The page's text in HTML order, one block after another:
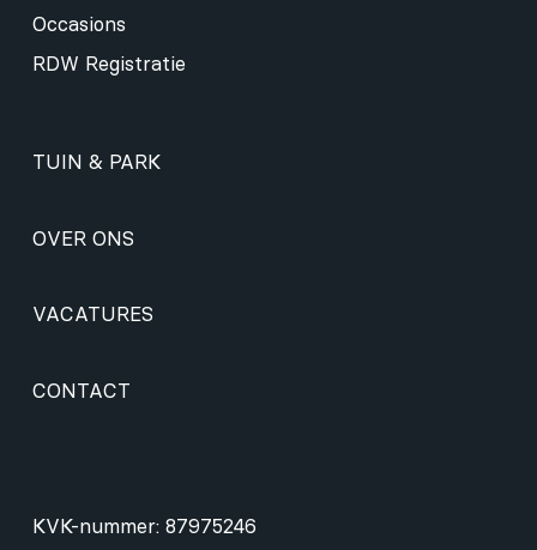
Occasions
RDW Registratie
TUIN & PARK
OVER ONS
VACATURES
CONTACT
KVK-nummer: 87975246